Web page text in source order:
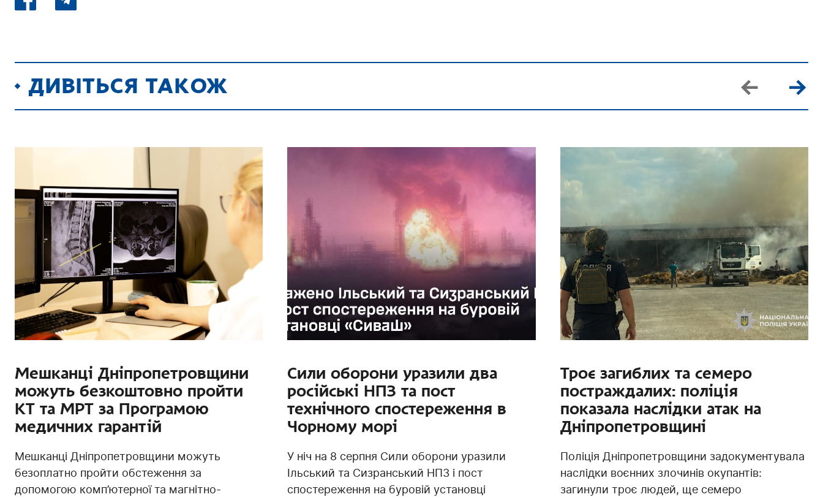
ДИВІТЬСЯ ТАКОЖ
Мешканці Дніпропетровщини
можуть безкоштовно пройти
КТ та МРТ за Програмою
медичних гарантій
Мешканці Дніпропетровщини можуть
безоплатно пройти обстеження за
допомогою комп’ютерної та магнітно-
Сили оборони уразили два
російські НПЗ та пост
технічного спостереження в
Чорному морі
У ніч на 8 серпня Сили оборони уразили
Ільський та Сизранський НПЗ і пост
спостереження на буровій установці
Троє загиблих та семеро
постраждалих: поліція
показала наслідки атак на
Дніпропетровщині
Поліція Дніпропетровщини задокументувала
наслідки воєнних злочинів окупантів:
загинули троє людей, ще семеро